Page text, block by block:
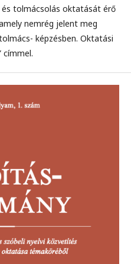
tolmácsolás oktatását érő
nemrég jelent meg
képzésben. Oktatási
címmel.